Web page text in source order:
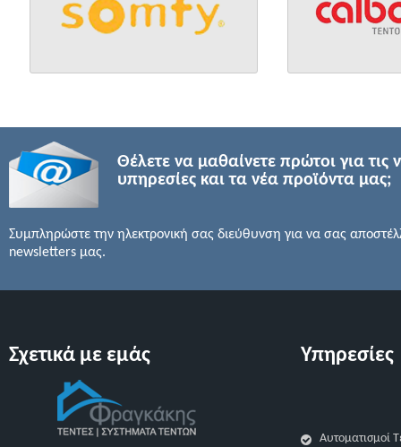
Θέλετε να μαθαίνετε πρώτοι για τις
υπηρεσίες και τα νέα προϊόντα μας;
Συμπληρώστε την ηλεκτρονική σας διεύθυνση για να σας
newsletters μας.
Σχετικά με εμάς Υπηρεσίες
Αυτοματισμοί